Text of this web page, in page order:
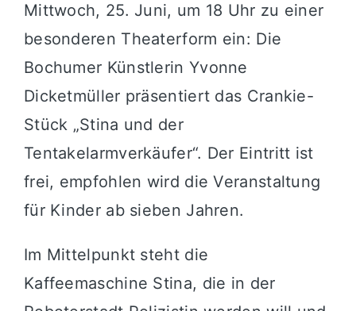
Mittwoch, 25. Juni, um 18 Uhr zu einer
besonderen Theaterform ein: Die
Bochumer Künstlerin Yvonne
Dicketmüller präsentiert das Crankie-
Stück „Stina und der
Tentakelarmverkäufer“. Der Eintritt ist
frei, empfohlen wird die Veranstaltung
für Kinder ab sieben Jahren.
Im Mittelpunkt steht die
Kaffeemaschine Stina, die in der